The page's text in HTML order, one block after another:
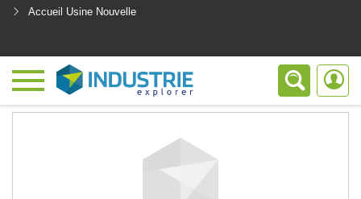
Accueil Usine Nouvelle